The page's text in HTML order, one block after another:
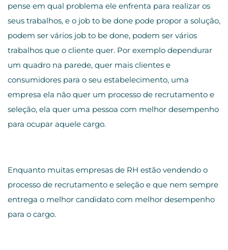
pense em qual problema ele enfrenta para realizar os
seus trabalhos, e o job to be done pode propor a solução,
podem ser vários job to be done, podem ser vários
trabalhos que o cliente quer. Por exemplo dependurar
um quadro na parede, quer mais clientes e
consumidores para o seu estabelecimento, uma
empresa ela não quer um processo de recrutamento e
seleção, ela quer uma pessoa com melhor desempenho
para ocupar aquele cargo.
Enquanto muitas empresas de RH estão vendendo o
processo de recrutamento e seleção e que nem sempre
entrega o melhor candidato com melhor desempenho
para o cargo.